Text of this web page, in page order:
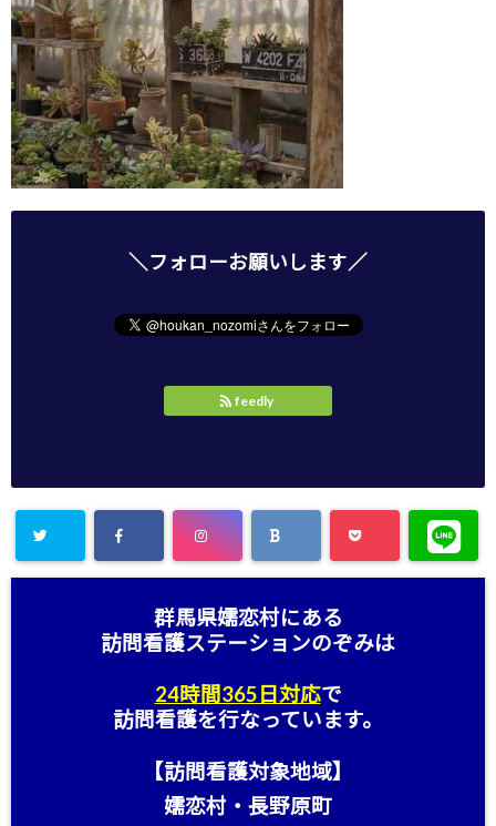
＼フォローお願いします／
feedly
群馬県嬬恋村にある
訪問看護ステーションのぞみは
24時間365日対応で
訪問看護を行なっています。
【訪問看護対象地域】
嬬恋村・長野原町